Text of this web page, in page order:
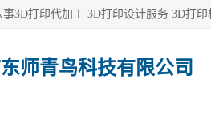
师青鸟科技有限公司